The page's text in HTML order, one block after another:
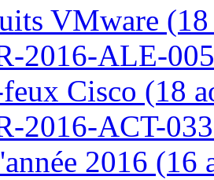
VMware
2016-ALE-
Cisco (18
2016-ACT-
2016 (16